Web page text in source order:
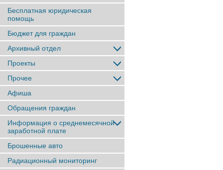
Бесплатная юридическая
помощь
Бюджет для граждан
Архивный отдел
Проекты
Прочее
Афиша
Обращения граждан
Информация о среднемесячной
заработной плате
Брошенные авто
Радиационный мониторинг